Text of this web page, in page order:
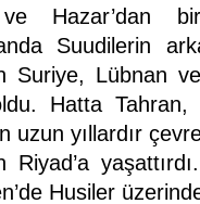
Hazar’dan
Suudilerin
Suriye, Lübnan
Hatta Tahran,
uzun yıllardır
Riyad’a
Husiler